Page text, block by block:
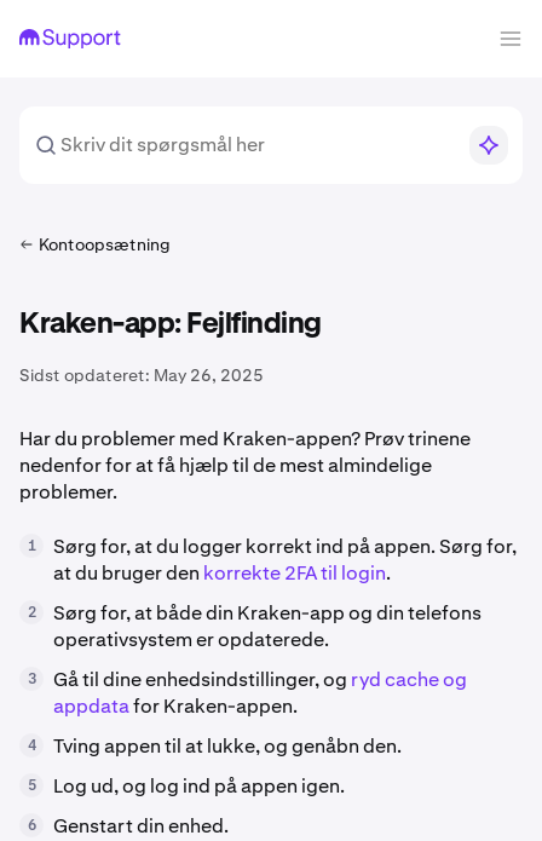
Kontoopsætning
Kraken-app: Fejlfinding
Sidst opdateret: May 26, 2025
Har du problemer med Kraken-appen? Prøv trinene
nedenfor for at få hjælp til de mest almindelige
problemer.
1
Sørg for, at du logger korrekt ind på appen. Sørg for,
at du bruger den korrekte 2FA til login.
2
Sørg for, at både din Kraken-app og din telefons
operativsystem er opdaterede.
3 Gå til dine enhedsindstillinger, og ryd cache og
appdatafor Kraken-appen.
4 Tving appen til at lukke, og genåbn den.
5 Log ud, og log ind på appen igen.
6 Genstart din enhed.